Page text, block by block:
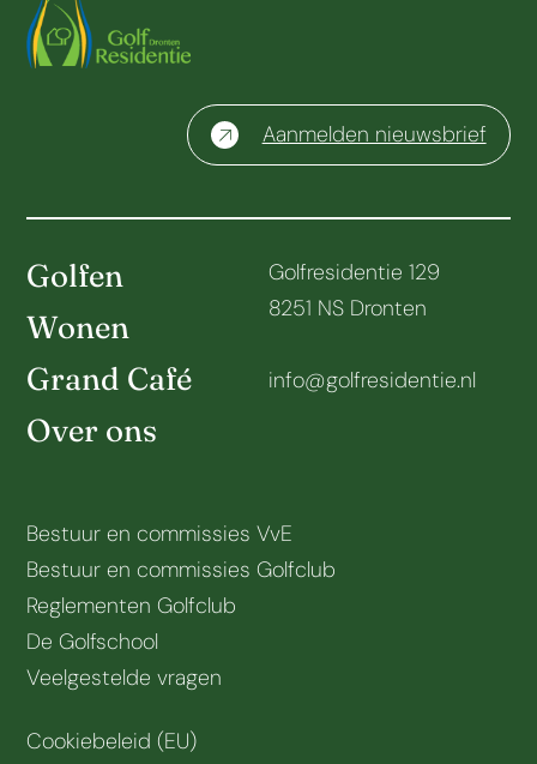
Aanmelden nieuwsbrief
Golfen
Wonen
Grand Café
Over ons
Golfresidentie 129
8251 NS Dronten
info@golfresidentie.nl
Bestuur en commissies VvE
Bestuur en commissies Golfclub
Reglementen Golfclub
De Golfschool
Veelgestelde vragen
Cookiebeleid (EU)